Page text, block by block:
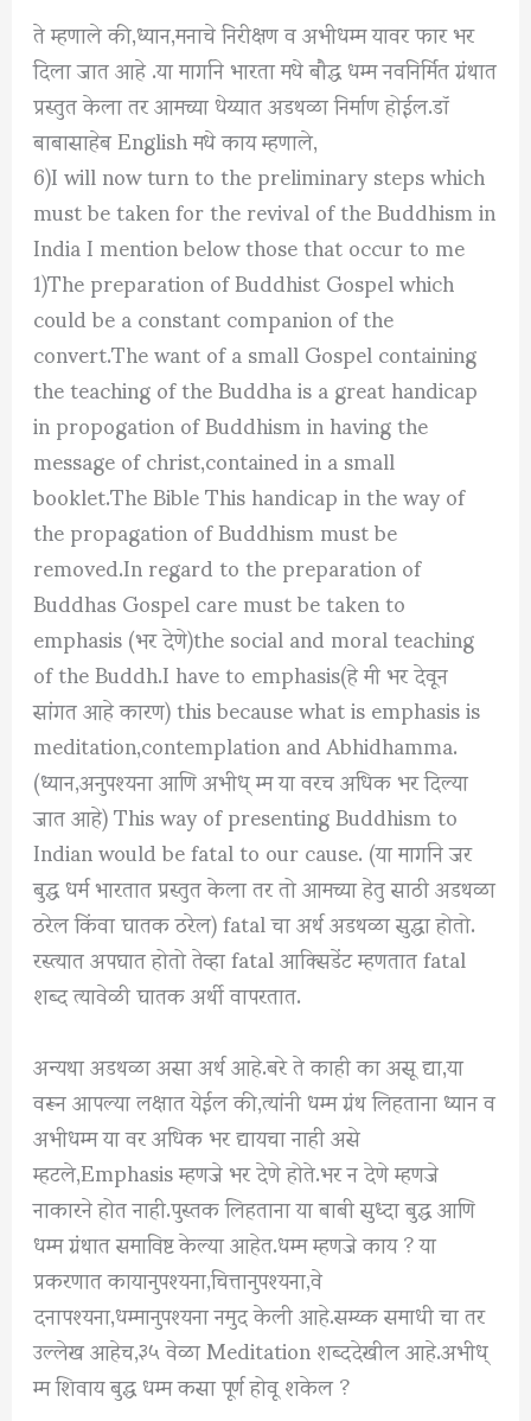
ते म्हणाले की,ध्यान,मनाचे निरीक्षण व अभीधम्म यावर फार भर
दिला जात आहे .या मार्गाने भारता मधे बौद्ध धम्म नवनिर्मित ग्रंथात
प्रस्तुत केला तर आमच्या धेय्यात अडथळा निर्माण होईल.डॉ
बाबासाहेब English मधे काय म्हणाले,
6)I will now turn to the preliminary steps which
must be taken for the revival of the Buddhism in
India I mention below those that occur to me
1)The preparation of Buddhist Gospel which
could be a constant companion of the
convert.The want of a small Gospel containing
the teaching of the Buddha is a great handicap
in propogation of Buddhism in having the
message of christ,contained in a small
booklet.The Bible This handicap in the way of
the propagation of Buddhism must be
removed.In regard to the preparation of
Buddhas Gospel care must be taken to
emphasis (भर देणे)the social and moral teaching
of the Buddh.I have to emphasis(हे मी भर देवून
सांगत आहे कारण) this because what is emphasis is
meditation,contemplation and Abhidhamma.
(ध्यान,अनुपश्यना आणि अभीध् म्म या वरच अधिक भर दिल्या
जात आहे) This way of presenting Buddhism to
Indian would be fatal to our cause. (या मार्गाने जर
बुद्ध धर्म भारतात प्रस्तुत केला तर तो आमच्या हेतु साठी अडथळा
ठरेल किंवा घातक ठरेल) fatal चा अर्थ अडथळा सुद्धा होतो.
रस्त्यात अपघात होतो तेव्हा fatal आक्सिडेंट म्हणतात fatal
शब्द त्यावेळी घातक अर्थी वापरतात.
अन्यथा अडथळा असा अर्थ आहे.बरे ते काही का असू द्या,या
वरून आपल्या लक्षात येईल की,त्यांनी धम्म ग्रंथ लिहताना ध्यान व
अभीधम्म या वर अधिक भर द्यायचा नाही असे
म्हटले,Emphasis म्हणजे भर देणे होते.भर न देणे म्हणजे
नाकारने होत नाही.पुस्तक लिहताना या बाबी सुध्दा बुद्ध आणि
धम्म ग्रंथात समाविष्ट केल्या आहेत.धम्म म्हणजे काय ? या
प्रकरणात कायानुपश्यना,चित्तानुपश्यना,वे
दनापश्यना,धम्मानुपश्यना नमुद केली आहे.सम्य्क समाधी चा तर
उल्लेख आहेच,३५ वेळा Meditation शब्ददेखील आहे.अभीध्
म्म शिवाय बुद्ध धम्म कसा पूर्ण होवू शकेल ?